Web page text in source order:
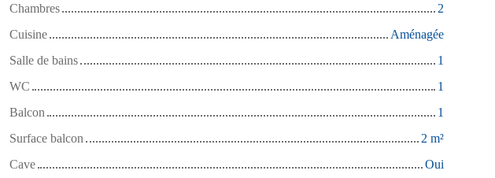
Chambres
2
Cuisine
Aménagée
Salle de bains
1
WC
1
Balcon
1
Surface balcon
2 m²
Cave
Oui